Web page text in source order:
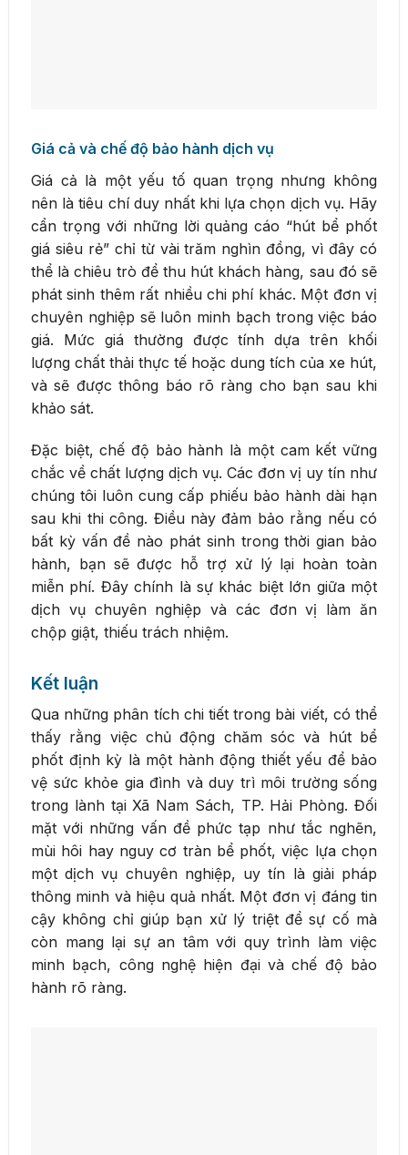
Giá cả và chế độ bảo hành dịch vụ
Giá cả là một yếu tố quan trọng nhưng không
nên là tiêu chí duy nhất khi lựa chọn dịch vụ. Hãy
cẩn trọng với những lời quảng cáo “hút bể phốt
giá siêu rẻ” chỉ từ vài trăm nghìn đồng, vì đây có
thể là chiêu trò để thu hút khách hàng, sau đó sẽ
phát sinh thêm rất nhiều chi phí khác. Một đơn vị
chuyên nghiệp sẽ luôn minh bạch trong việc báo
giá. Mức giá thường được tính dựa trên khối
lượng chất thải thực tế hoặc dung tích của xe hút,
và sẽ được thông báo rõ ràng cho bạn sau khi
khảo sát.
Đặc biệt, chế độ bảo hành là một cam kết vững
chắc về chất lượng dịch vụ. Các đơn vị uy tín như
chúng tôi luôn cung cấp phiếu bảo hành dài hạn
sau khi thi công. Điều này đảm bảo rằng nếu có
bất kỳ vấn đề nào phát sinh trong thời gian bảo
hành, bạn sẽ được hỗ trợ xử lý lại hoàn toàn
miễn phí. Đây chính là sự khác biệt lớn giữa một
dịch vụ chuyên nghiệp và các đơn vị làm ăn
chộp giật, thiếu trách nhiệm.
Kết luận
Qua những phân tích chi tiết trong bài viết, có thể
thấy rằng việc chủ động chăm sóc và hút bể
phốt định kỳ là một hành động thiết yếu để bảo
vệ sức khỏe gia đình và duy trì môi trường sống
trong lành tại Xã Nam Sách, TP. Hải Phòng. Đối
mặt với những vấn đề phức tạp như tắc nghẽn,
mùi hôi hay nguy cơ tràn bể phốt, việc lựa chọn
một dịch vụ chuyên nghiệp, uy tín là giải pháp
thông minh và hiệu quả nhất. Một đơn vị đáng tin
cậy không chỉ giúp bạn xử lý triệt để sự cố mà
còn mang lại sự an tâm với quy trình làm việc
minh bạch, công nghệ hiện đại và chế độ bảo
hành rõ ràng.